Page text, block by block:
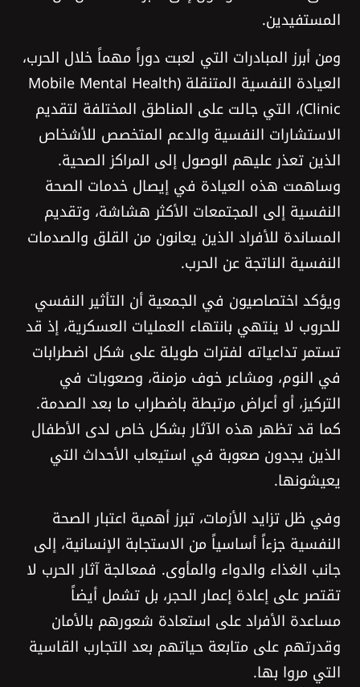
المستفيدين.
ومن أبرز المبادرات التي لعبت دوراً مهماً خلال الحرب،
العيادة النفسية المتنقلة (Mobile Mental Health
Clinic)، التي جالت على المناطق المختلفة لتقديم
الاستشارات النفسية والدعم المتخصص للأشخاص
الذين تعذر عليهم الوصول إلى المراكز الصحية.
وساهمت هذه العيادة في إيصال خدمات الصحة
النفسية إلى المجتمعات الأكثر هشاشة، وتقديم
المساندة للأفراد الذين يعانون من القلق والصدمات
النفسية الناتجة عن الحرب.
ويؤكد اختصاصيون في الجمعية أن التأثير النفسي
للحروب لا ينتهي بانتهاء العمليات العسكرية، إذ قد
تستمر تداعياته لفترات طويلة على شكل اضطرابات
في النوم، ومشاعر خوف مزمنة، وصعوبات في
التركيز، أو أعراض مرتبطة باضطراب ما بعد الصدمة.
كما قد تظهر هذه الآثار بشكل خاص لدى الأطفال
الذين يجدون صعوبة في استيعاب الأحداث التي
يعيشونها.
وفي ظل تزايد الأزمات، تبرز أهمية اعتبار الصحة
النفسية جزءاً أساسياً من الاستجابة الإنسانية، إلى
جانب الغذاء والدواء والمأوى. فمعالجة آثار الحرب لا
تقتصر على إعادة إعمار الحجر، بل تشمل أيضاً
مساعدة الأفراد على استعادة شعورهم بالأمان
وقدرتهم على متابعة حياتهم بعد التجارب القاسية
التي مروا بها.